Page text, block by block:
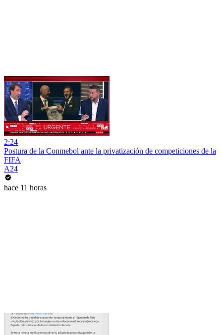
2:24
Postura de la Conmebol ante la privatización de competiciones de la
FIFA
A24
hace 11 horas